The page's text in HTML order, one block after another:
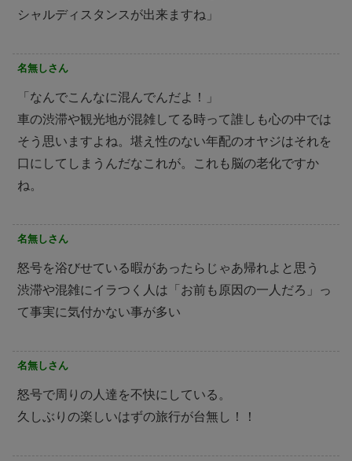
シャルディスタンスが出来ますね」
名無しさん
「なんでこんなに混んでんだよ！」
車の渋滞や観光地が混雑してる時って誰しも心の中では
そう思いますよね。堪え性のない年配のオヤジはそれを
口にしてしまうんだなこれが。これも脳の老化ですか
ね。
名無しさん
怒号を浴びせている暇があったらじゃあ帰れよと思う
渋滞や混雑にイラつく人は「お前も原因の一人だろ」っ
て事実に気付かない事が多い
名無しさん
怒号で周りの人達を不快にしている。
久しぶりの楽しいはずの旅行が台無し！！